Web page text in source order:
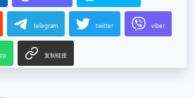
telegram twitter viber
复制链接